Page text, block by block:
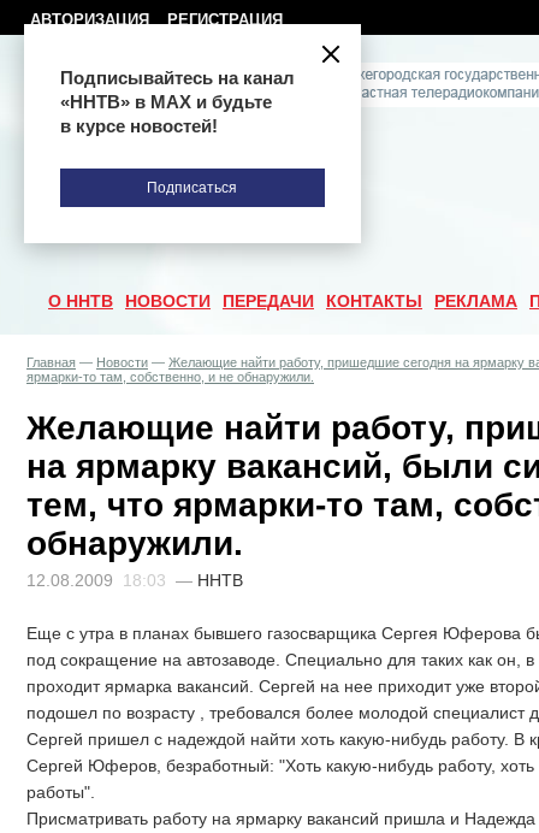
АВТОРИЗАЦИЯ РЕГИСТРАЦИЯ
О ННТВ НОВОСТИ ПЕРЕДАЧИ КОНТАКТЫ РЕКЛАМА
Главная — Новости — Желающие найти работу, пришедшие сегодня на ярмарку
ярмарки-то там, собственно, и не обнаружили.
Желающие найти работу,
на ярмарку вакансий, были
тем, что ярмарки-то там,
обнаружили.
12.08.2009 18:03 — ННТВ
Еще с утра в планах бывшего газосварщика Сергея Юферова
под сокращение на автозаводе. Специально для таких как он,
проходит ярмарка вакансий. Сергей на нее приходит уже
подошел по возрасту , требовался более молодой специалист
Сергей пришел с надеждой найти хоть какую-нибудь работу. В
Сергей Юферов, безработный: "Хоть какую-нибудь работу,
работы".
Присматривать работу на ярмарку вакансий пришла и
Подписывайтесь на канал
«ННТВ» в МАХ и будьте
в курсе новостей!
Подписаться